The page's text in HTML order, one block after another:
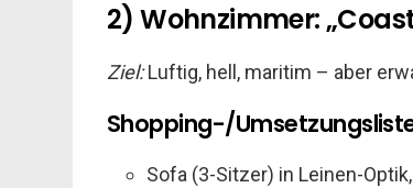
2) Wohnzimmer:
Ziel:Luftig, hell, maritim – aber
Shopping-/
Sofa (3-Sitzer) in Leinen-